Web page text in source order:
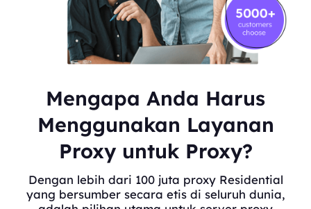
Mengapa Anda Harus
Menggunakan Layanan
Proxy untuk Proxy?
Dengan lebih dari 100 juta proxy Residential
yang bersumber secara etis di seluruh dunia,